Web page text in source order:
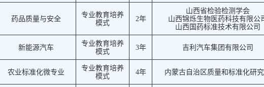
药品质量与安全
专业教育培养
模式
2年
山西省检验检测学会
山西锦烁生物医药科技有限公
山西国药标准技术有限公司
新能源汽车
专业教育培养
模式
3年 吉利汽车集团有限公司
农业标准化微专业
专业教育培养
模式
4年 内蒙古自治区质量和标准化研